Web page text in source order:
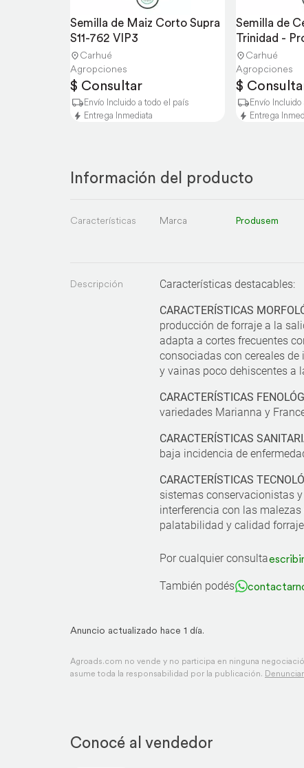
Semilla de Maiz Corto Supra
S11-762 VIP3
Carhué
Agropciones
$ Consultar
Envío Incluido a todo el país
Entrega Inmediata
Semilla de
Trinidad -
Carhué
Agropciones
$
Envío
Entrega
Información del producto
Características Marca Produsem
Descripción
Características destacables:
CARACTERÍSTICAS
producción de forraje a la
adapta a cortes frecuentes
consociadas con cereales
y vainas poco dehiscentes a
CARACTERÍSTICAS
variedades Marianna y
CARACTERÍSTICAS
baja incidencia de
CARACTERÍSTICAS
sistemas conservacionistas
interferencia con las
palatabilidad y calidad
Por cualquier consulta
También podés
Anuncio actualizado hace 1 día.
Agroads.com no vende y no participa en ninguna
asume toda la responsabilidad por la publicación. Denunciar
Conocé al vendedor